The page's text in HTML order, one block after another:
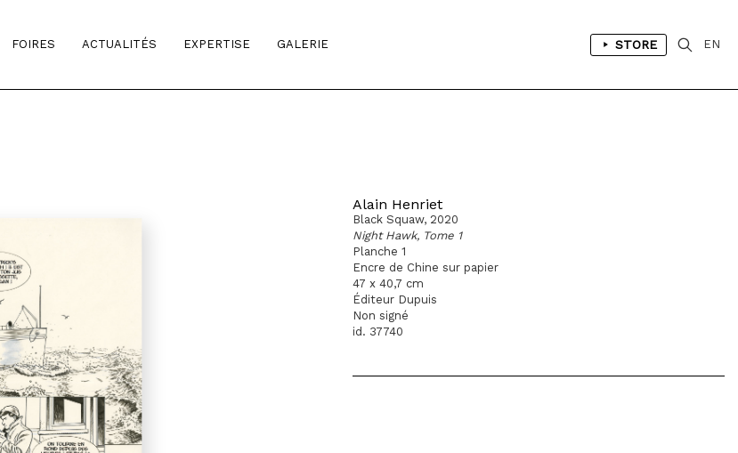
FOIRES ACTUALITÉS EXPERTISE GALERIE STORE EN
Alain Henriet
Black Squaw, 2020
Night Hawk, Tome 1
Planche 1
Encre de Chine sur papier
47 x 40,7 cm
Éditeur Dupuis
Non signé
id. 37740